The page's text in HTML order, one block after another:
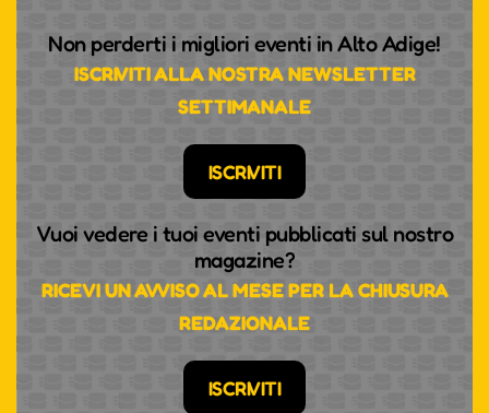
Non perderti i migliori eventi in Alto Adige!
ISCRIVITI ALLA NOSTRA NEWSLETTER
SETTIMANALE
ISCRIVITI
Vuoi vedere i tuoi eventi pubblicati sul nostro
magazine?
RICEVI UN AVVISO AL MESE PER LA CHIUSURA
REDAZIONALE
ISCRIVITI